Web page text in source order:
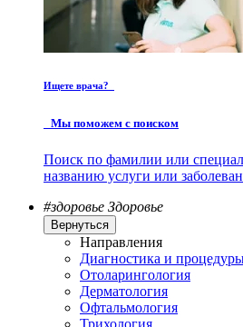
Ищете врача?
Мы поможем с поиском
Поиск по фамилии или
названию услуги или
#здоровье Здоровье
Вернуться
Направления
Диагностика и
Отоларингология
Дерматология
Офтальмология
Трихология